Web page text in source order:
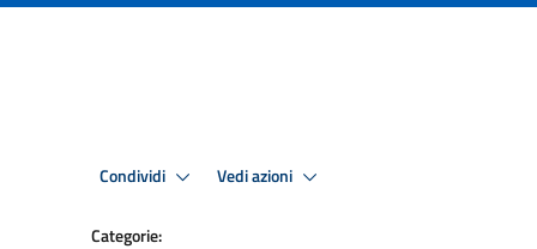
Condividi Vedi azioni
Categorie: